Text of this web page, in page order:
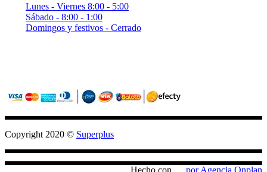
Lunes - Viernes 8:00 - 5:00
Sábado - 8:00 - 1:00
Domingos y festivos - Cerrado
Copyright 2020 © Superplus
Hecho con por Agencia Onplan